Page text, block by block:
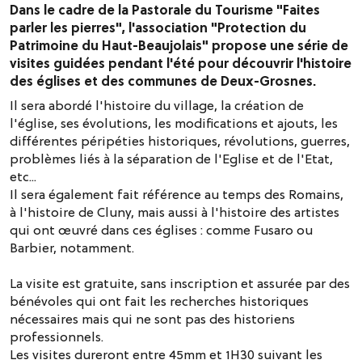
Dans le cadre de la Pastorale du Tourisme "Faites
parler les pierres", l'association "Protection du
Patrimoine du Haut-Beaujolais" propose une série de
visites guidées pendant l'été pour découvrir l'histoire
des églises et des communes de Deux-Grosnes.
Il sera abordé l'histoire du village, la création de
l'église, ses évolutions, les modifications et ajouts, les
différentes péripéties historiques, révolutions, guerres,
problèmes liés à la séparation de l'Eglise et de l'Etat,
etc...
Il sera également fait référence au temps des Romains,
à l'histoire de Cluny, mais aussi à l'histoire des artistes
qui ont œuvré dans ces églises : comme Fusaro ou
Barbier, notamment.
La visite est gratuite, sans inscription et assurée par des
bénévoles qui ont fait les recherches historiques
nécessaires mais qui ne sont pas des historiens
professionnels.
Les visites dureront entre 45mm et 1H30 suivant les